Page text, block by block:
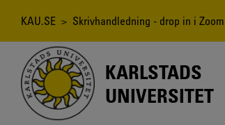
Länkstig
KAU.SE > Skrivhandledning - drop in i Zoom
KARLSTADS
UNIVERSITET